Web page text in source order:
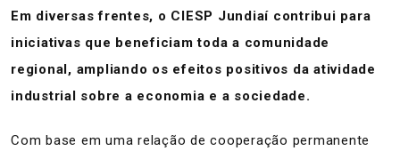
Em diversas frentes, o CIESP Jundiaí contribui para
iniciativas que beneficiam toda a comunidade
regional, ampliando os efeitos positivos da atividade
industrial sobre a economia e a sociedade.
Com base em uma relação de cooperação permanente